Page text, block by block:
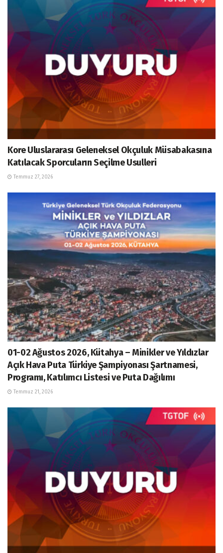
Kore Uluslararası Geleneksel Okçuluk Müsabakasına
Katılacak Sporcuların Seçilme Usulleri
Temmuz 27, 2026
01-02 Ağustos 2026, Kütahya – Minikler ve Yıldızlar
Açık Hava Puta Türkiye Şampiyonası Şartnamesi,
Programı, Katılımcı Listesi ve Puta Dağılımı
Temmuz 21, 2026